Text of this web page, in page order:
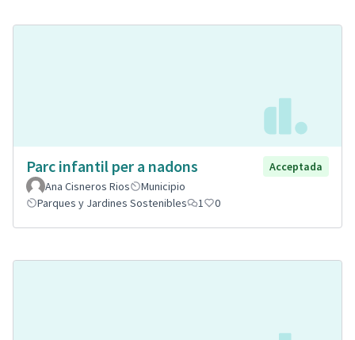
Parc infantil per a nadons
Acceptada
Ana Cisneros Rios
Municipio
Parques y Jardines Sostenibles
1 0